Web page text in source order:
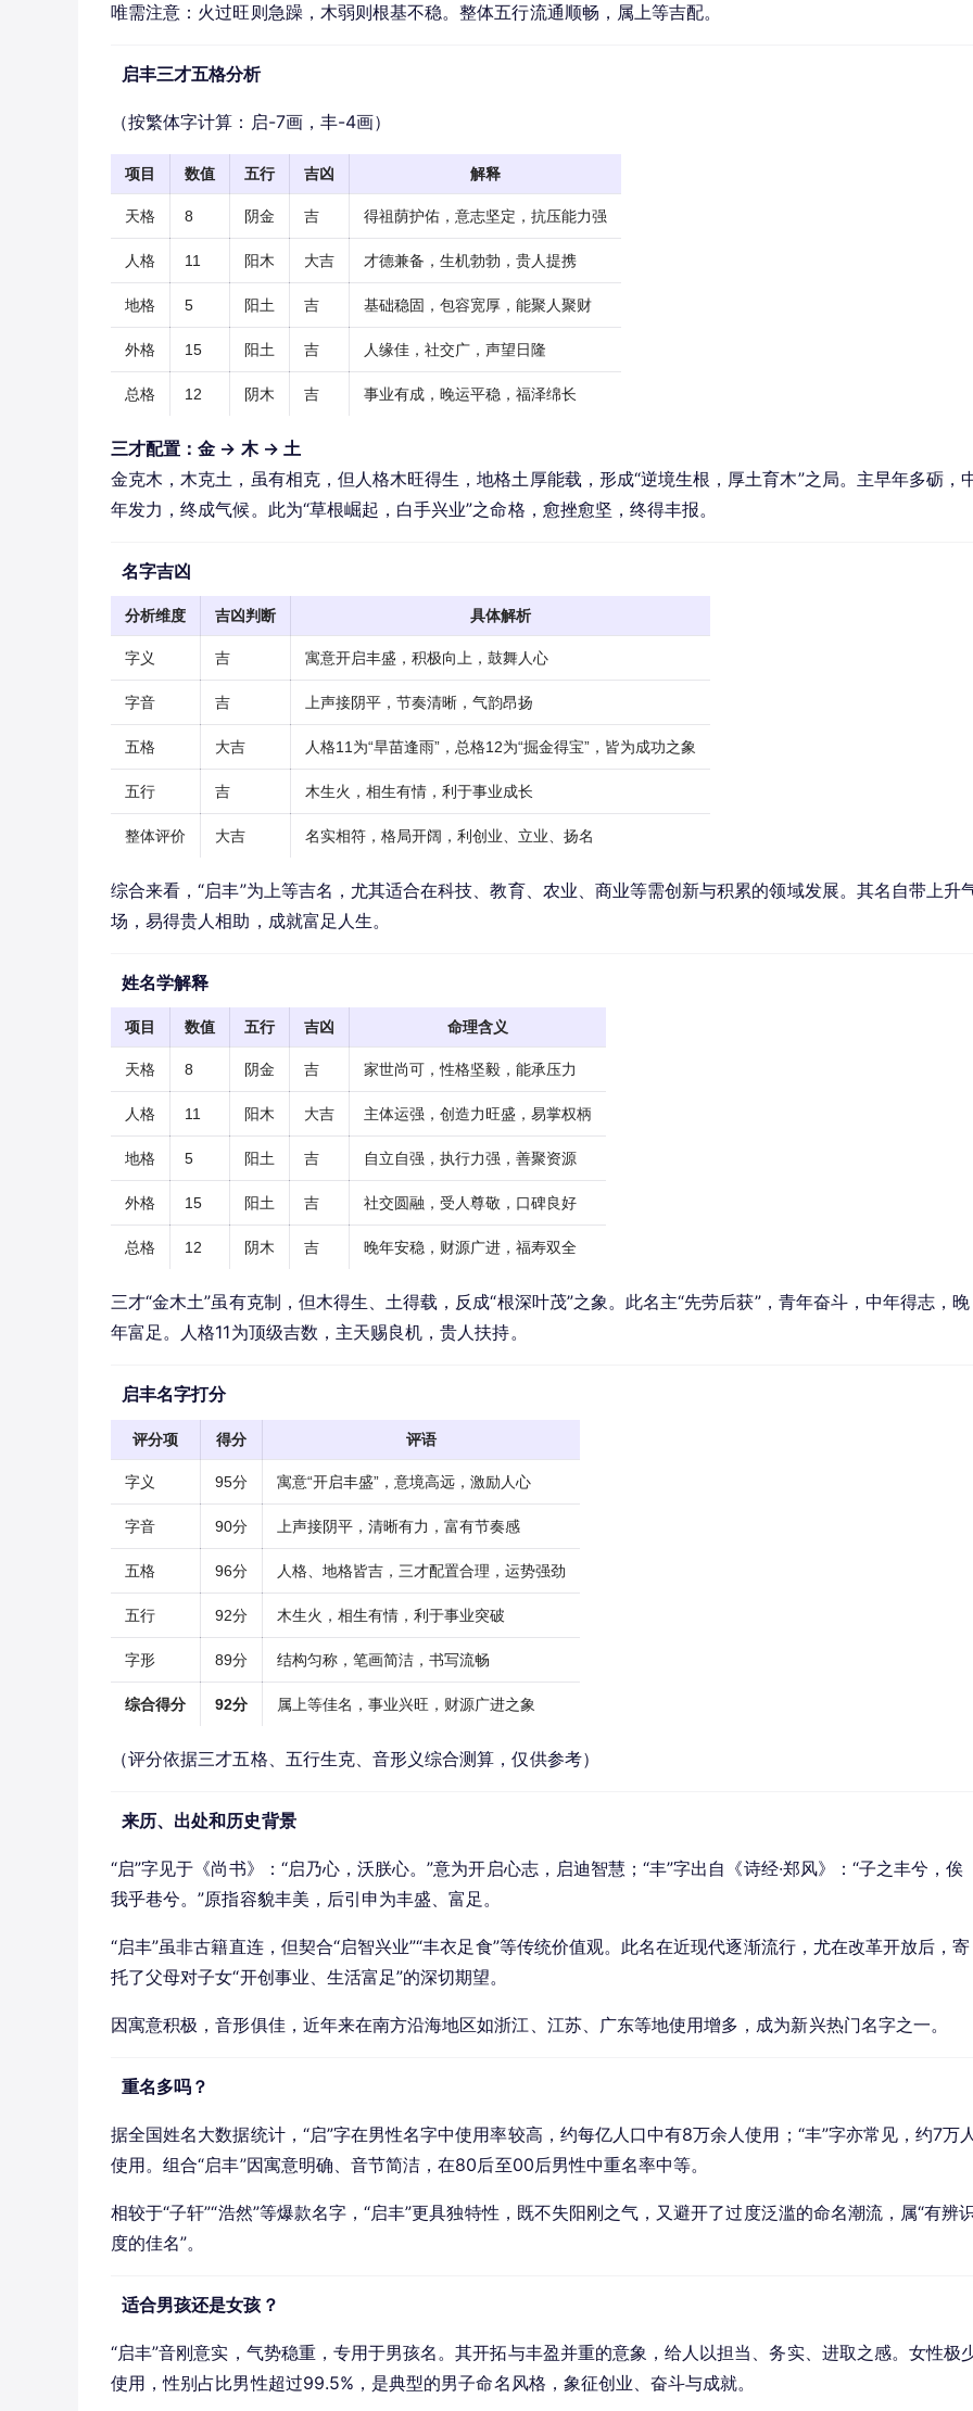
唯需注意：火过旺则急躁，木弱则根基不稳。整体五行流通顺畅，属上等吉配。
启丰三才五格分析
（按繁体字计算：启-7画，丰-4画）
项目 数值 五行 吉凶 解释
天格 8 阴金 吉 得祖荫护佑，意志坚定，抗压能力强
人格 11 阳木 大吉 才德兼备，生机勃勃，贵人提携
地格 5 阳土 吉 基础稳固，包容宽厚，能聚人聚财
外格 15 阳土 吉 人缘佳，社交广，声望日隆
总格 12 阴木 吉 事业有成，晚运平稳，福泽绵长
三才配置：金 → 木 → 土
金克木，木克土，虽有相克，但人格木旺得生，地格土厚能载，形成“逆境生根，厚土育木”之局。主早年多砺，
年发力，终成气候。此为“草根崛起，白手兴业”之命格，愈挫愈坚，终得丰报。
名字吉凶
分析维度 吉凶判断 具体解析
字义 吉 寓意开启丰盛，积极向上，鼓舞人心
字音 吉 上声接阴平，节奏清晰，气韵昂扬
五格 大吉 人格11为“旱苗逢雨”，总格12为“掘金得宝”，皆为成功之象
五行 吉 木生火，相生有情，利于事业成长
整体评价 大吉 名实相符，格局开阔，利创业、立业、扬名
综合来看，“启丰”为上等吉名，尤其适合在科技、教育、农业、商业等需创新与积累的领域发展。其名自带上升
场，易得贵人相助，成就富足人生。
姓名学解释
项目 数值 五行 吉凶 命理含义
天格 8 阴金 吉 家世尚可，性格坚毅，能承压力
人格 11 阳木 大吉 主体运强，创造力旺盛，易掌权柄
地格 5 阳土 吉 自立自强，执行力强，善聚资源
外格 15 阳土 吉 社交圆融，受人尊敬，口碑良好
总格 12 阴木 吉 晚年安稳，财源广进，福寿双全
三才“金木土”虽有克制，但木得生、土得载，反成“根深叶茂”之象。此名主“先劳后获”，青年奋斗，中年得志，晚
年富足。人格11为顶级吉数，主天赐良机，贵人扶持。
启丰名字打分
评分项 得分 评语
字义 95分 寓意“开启丰盛”，意境高远，激励人心
字音 90分 上声接阴平，清晰有力，富有节奏感
五格 96分 人格、地格皆吉，三才配置合理，运势强劲
五行 92分 木生火，相生有情，利于事业突破
字形 89分 结构匀称，笔画简洁，书写流畅
综合得分 92分 属上等佳名，事业兴旺，财源广进之象
（评分依据三才五格、五行生克、音形义综合测算，仅供参考）
来历、出处和历史背景
“启”字见于《尚书》：“启乃心，沃朕心。”意为开启心志，启迪智慧；“丰”字出自《诗经·郑风》：“子之丰兮，俟
我乎巷兮。”原指容貌丰美，后引申为丰盛、富足。
“启丰”虽非古籍直连，但契合“启智兴业”“丰衣足食”等传统价值观。此名在近现代逐渐流行，尤在改革开放后，寄
托了父母对子女“开创事业、生活富足”的深切期望。
因寓意积极，音形俱佳，近年来在南方沿海地区如浙江、江苏、广东等地使用增多，成为新兴热门名字之一。
重名多吗？
据全国姓名大数据统计，“启”字在男性名字中使用率较高，约每亿人口中有8万余人使用；“丰”字亦常见，约7万
使用。组合“启丰”因寓意明确、音节简洁，在80后至00后男性中重名率中等。
相较于“子轩”“浩然”等爆款名字，“启丰”更具独特性，既不失阳刚之气，又避开了过度泛滥的命名潮流，属“有辨
度的佳名”。
适合男孩还是女孩？
“启丰”音刚意实，气势稳重，专用于男孩名。其开拓与丰盈并重的意象，给人以担当、务实、进取之感。女性极
使用，性别占比男性超过99.5%，是典型的男子命名风格，象征创业、奋斗与成就。